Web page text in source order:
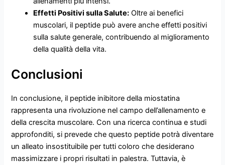
Effetti Positivi sulla Salute: Oltre ai benefici
muscolari, il peptide può avere anche effetti positivi
sulla salute generale, contribuendo al miglioramento
della qualità della vita.
Conclusioni
In conclusione, il peptide inibitore della miostatina
rappresenta una rivoluzione nel campo dell’allenamento e
della crescita muscolare. Con una ricerca continua e studi
approfonditi, si prevede che questo peptide potrà diventare
un alleato insostituibile per tutti coloro che desiderano
massimizzare i propri risultati in palestra. Tuttavia, è